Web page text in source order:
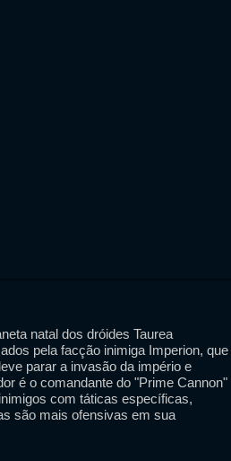
natal dos dróides Taurea
pela facção inimiga Imperion, que
parar a invasão da império e
é o comandante do "Prime Cannon"
com táticas específicas,
são mais ofensivas em sua